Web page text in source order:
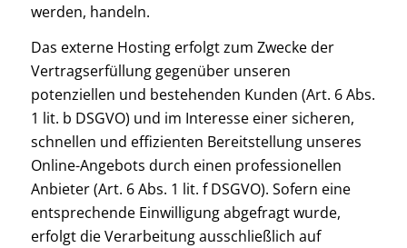
werden, handeln.
Das externe Hosting erfolgt zum Zwecke der
Vertragserfüllung gegenüber unseren
potenziellen und bestehenden Kunden (Art. 6 Abs.
1 lit. b DSGVO) und im Interesse einer sicheren,
schnellen und effizienten Bereitstellung unseres
Online-Angebots durch einen professionellen
Anbieter (Art. 6 Abs. 1 lit. f DSGVO). Sofern eine
entsprechende Einwilligung abgefragt wurde,
erfolgt die Verarbeitung ausschließlich auf